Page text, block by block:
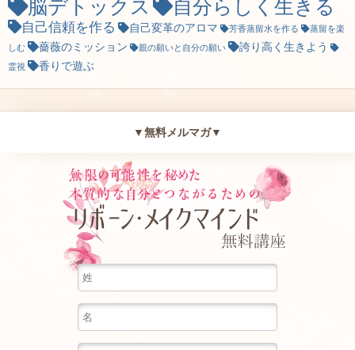
脳デトックス 自分らしく生きる
自己信頼を作る 自己変革のアロマ 芳香蒸留水を作る
蒸留を楽
しむ
薔薇のミッション 親の願いと自分の願い 誇り高く生きよう
霊視 香りで遊ぶ
▼無料メルマガ▼